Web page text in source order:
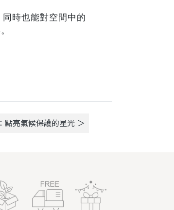
時也能對空間中的
點亮氣候保護的星光 ＞